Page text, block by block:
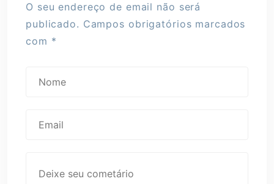
O seu endereço de email não será
publicado. Campos obrigatórios marcados
com *